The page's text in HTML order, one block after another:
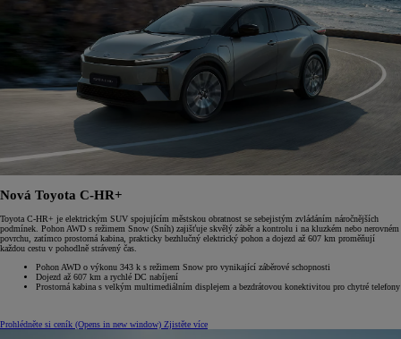
Nová Toyota C-HR+
Toyota C-HR+ je elektrickým SUV spojujícím městskou obratnost se sebejistým zvládáním náročnějších
podmínek. Pohon AWD s režimem Snow (Sníh) zajišťuje skvělý záběr a kontrolu i na kluzkém nebo nerovném
povrchu, zatímco prostorná kabina, prakticky bezhlučný elektrický pohon a dojezd až 607 km proměňují
každou cestu v pohodlně strávený čas.
Pohon AWD o výkonu 343 k s režimem Snow pro vynikající záběrové schopnosti
Dojezd až 607 km a rychlé DC nabíjení
Prostorná kabina s velkým multimediálním displejem a bezdrátovou konektivitou pro chytré telefony
Prohlédněte si ceník (Opens in new window) Zjistěte více